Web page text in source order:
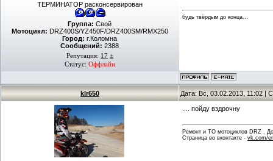
ТЕРМИНАТОР расконсервирован
Группа: Свой
Мотоцикл: DRZ400S/YZ450F/DRZ400SM/RMX250
Город: г.Коломна
Сообщений: 2388
Репутация: 17 ±
Статус: Оффлайн
будь твёрдым до конца...
klr650 Дата: Вс, 03.02.2013, 11:02 |
.... пойду вздрочну
Ремонт и ТО мотоциклов DRZ .
Страница во вконтакте - vk.com/